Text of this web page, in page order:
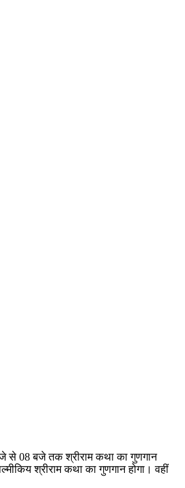
से 08 बजे तक श्रीराम कथा का गुणगान
श्रीराम कथा का गुणगान होगा। वहीं